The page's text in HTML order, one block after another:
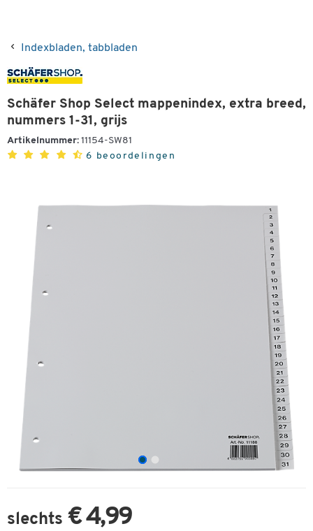
Indexbladen, tabbladen
Schäfer Shop Select mappenindex, extra breed,
nummers 1-31, grijs
Artikelnummer: 11154-SW81
6 beoordelingen
slechts € 4,99